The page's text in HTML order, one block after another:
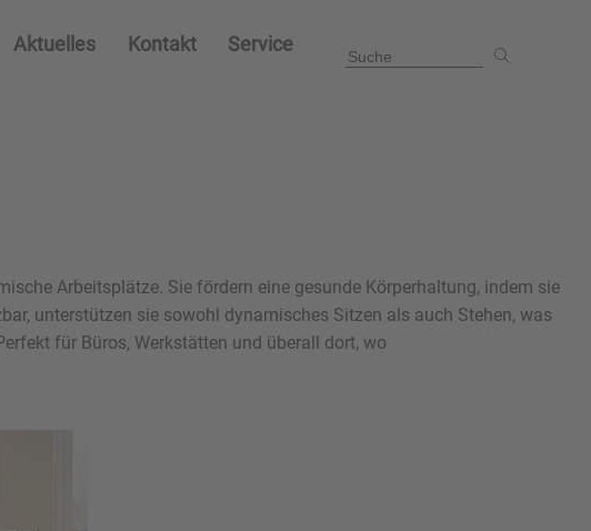
Aktuelles Kontakt Service
Arbeitsplätze. Sie fördern eine gesunde Körperhaltung, indem sie
unterstützen sie sowohl dynamisches Sitzen als auch Stehen, was
für Büros, Werkstätten und überall dort, wo